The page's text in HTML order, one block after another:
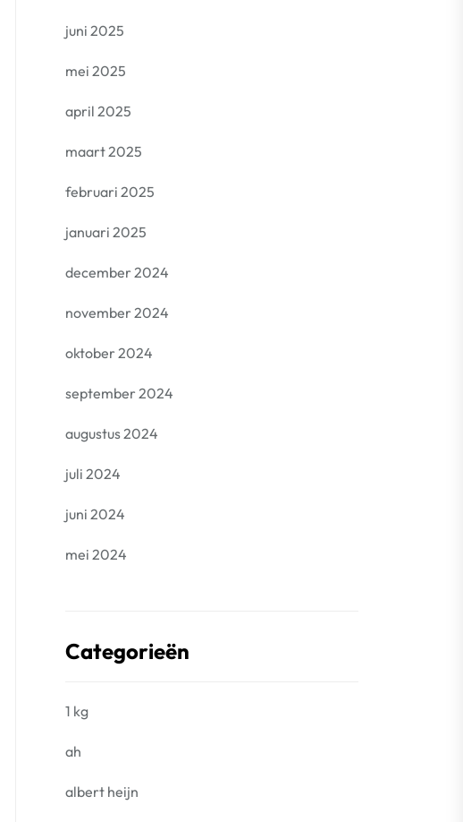
juni 2025
mei 2025
april 2025
maart 2025
februari 2025
januari 2025
december 2024
november 2024
oktober 2024
september 2024
augustus 2024
juli 2024
juni 2024
mei 2024
Categorieën
1 kg
ah
albert heijn